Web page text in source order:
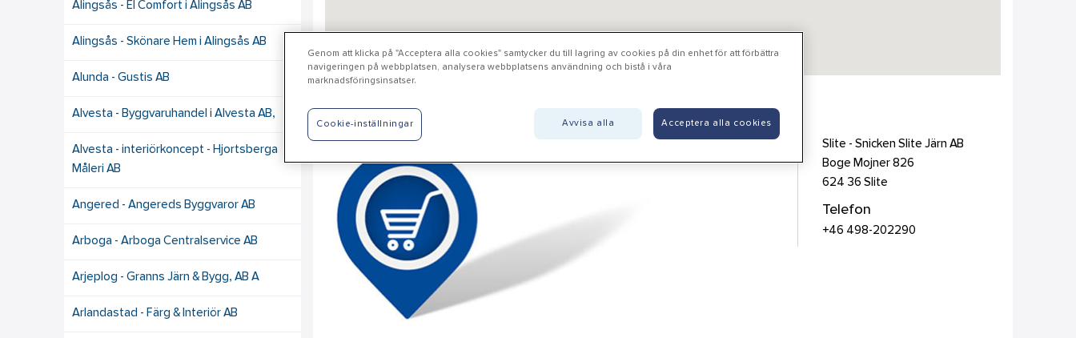
Alingsås - El Comfort i Alingsås AB
Alingsås - Skönare Hem i Alingsås AB
Alunda - Gustis AB
Alvesta - Byggvaruhandel i Alvesta AB,
Alvesta - interiörkoncept - Hjortsberga
Måleri AB
Angered - Angereds Byggvaror AB
Arboga - Arboga Centralservice AB
Arjeplog - Granns Järn & Bygg, AB A
Arlandastad - Färg & Interiör AB
Slite - Snicken Slite Järn AB
Slite - Snicken Slite Järn AB
Boge Mojner 826
624 36 Slite
Telefon
+46 498-202290
Genom att klicka på "Acceptera alla cookies" samtycker du till lagring av cookies på din enhet för att förbättra
navigeringen på webbplatsen, analysera webbplatsens användning och bistå i våra
marknadsföringsinsatser.
Avvisa alla Acceptera alla cookies
Cookie-inställningar